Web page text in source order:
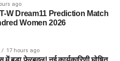
ago
W Dream11 Prediction Match
Women 2026
17 hours ago